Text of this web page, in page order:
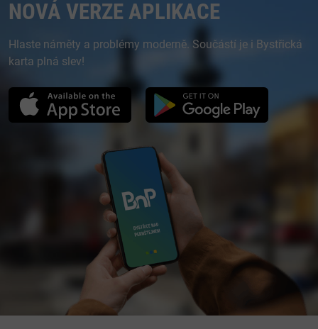
NOVÁ VERZE APLIKACE
Hlaste náměty a problémy moderně. Součástí je i Bystřická
karta plná slev!